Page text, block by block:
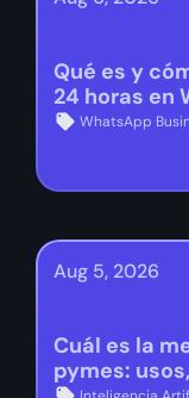
Qué es y
24 horas en
WhatsApp
Aug 5, 2026
Cuál es la
pymes: